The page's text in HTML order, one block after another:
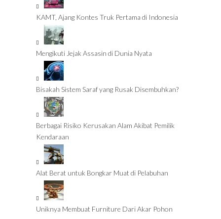
KAMT, Ajang Kontes Truk Pertama di Indonesia
Mengikuti Jejak Assasin di Dunia Nyata
Bisakah Sistem Saraf yang Rusak Disembuhkan?
Berbagai Risiko Kerusakan Alam Akibat Pemilik
Kendaraan
Alat Berat untuk Bongkar Muat di Pelabuhan
Uniknya Membuat Furniture Dari Akar Pohon